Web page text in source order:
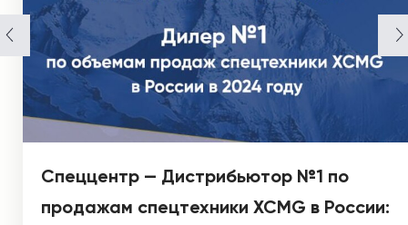
Спеццентр — Дистрибьютор №1 по
продажам спецтехники XCMG в России: